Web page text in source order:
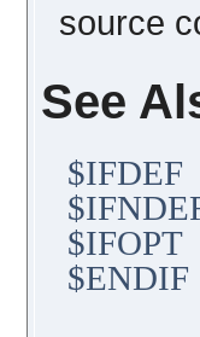
source
See
$IFDEF
$IFOPT
$ENDIF